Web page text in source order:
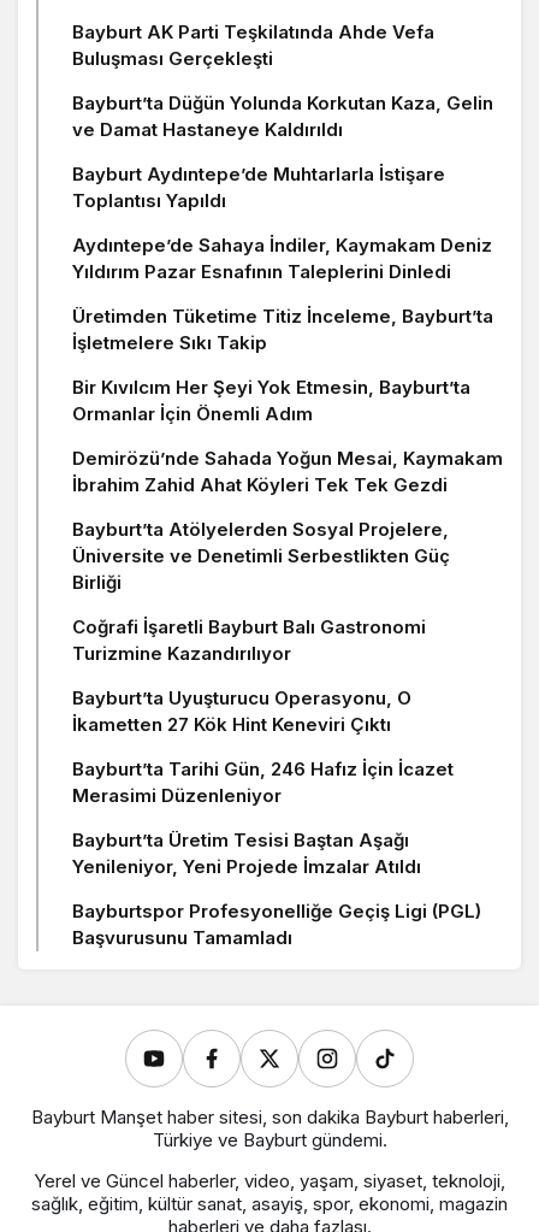
Bayburt AK Parti Teşkilatında Ahde Vefa
Buluşması Gerçekleşti
Bayburt’ta Düğün Yolunda Korkutan Kaza, Gelin
ve Damat Hastaneye Kaldırıldı
Bayburt Aydıntepe’de Muhtarlarla İstişare
Toplantısı Yapıldı
Aydıntepe’de Sahaya İndiler, Kaymakam Deniz
Yıldırım Pazar Esnafının Taleplerini Dinledi
Üretimden Tüketime Titiz İnceleme, Bayburt’ta
İşletmelere Sıkı Takip
Bir Kıvılcım Her Şeyi Yok Etmesin, Bayburt’ta
Ormanlar İçin Önemli Adım
Demirözü’nde Sahada Yoğun Mesai, Kaymakam
İbrahim Zahid Ahat Köyleri Tek Tek Gezdi
Bayburt’ta Atölyelerden Sosyal Projelere,
Üniversite ve Denetimli Serbestlikten Güç
Birliği
Coğrafi İşaretli Bayburt Balı Gastronomi
Turizmine Kazandırılıyor
Bayburt’ta Uyuşturucu Operasyonu, O
İkametten 27 Kök Hint Keneviri Çıktı
Bayburt’ta Tarihi Gün, 246 Hafız İçin İcazet
Merasimi Düzenleniyor
Bayburt’ta Üretim Tesisi Baştan Aşağı
Yenileniyor, Yeni Projede İmzalar Atıldı
Bayburtspor Profesyonelliğe Geçiş Ligi (PGL)
Başvurusunu Tamamladı
Bayburt Manşet haber sitesi, son dakika Bayburt haberleri,
Türkiye ve Bayburt gündemi.
Yerel ve Güncel haberler, video, yaşam, siyaset, teknoloji,
sağlık, eğitim, kültür sanat, asayiş, spor, ekonomi, magazin
haberleri ve daha fazlası.